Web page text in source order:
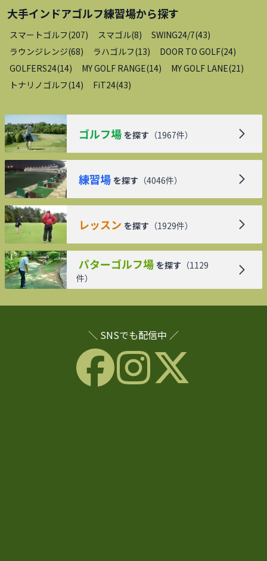
大手インドアゴルフ練習場から探す
スマートゴルフ(207) スマゴル(8) SWING24/7(43)
ラウンジレンジ(68) ラハゴルフ(13) DOOR TO GOLF(24)
GOLFERS24(14) MY GOLF RANGE(14) MY GOLF LANE(21)
トナリノゴルフ(14) FiT24(43)
ゴルフ場 を探す （1967件）
練習場 を探す （4046件）
レッスン を探す （1929件）
パターゴルフ場 を探す （1129
件）
＼ SNSでも配信中 ／